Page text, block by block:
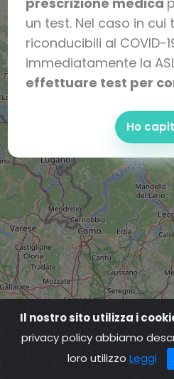
un test. Nel caso in
riconducibili al COVID-
immediatamente la
effettuare test per
Ho
Il nostro sito utilizza i
privacy policy abbiamo
loro utilizzo Leggi